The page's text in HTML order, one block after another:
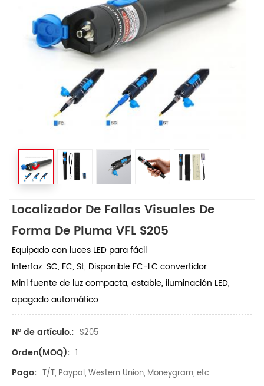
Localizador De Fallas Visuales De
Forma De Pluma VFL S205
Equipado con luces LED para fácil
Interfaz: SC, FC, St, Disponible FC-LC convertidor
Mini fuente de luz compacta, estable, iluminación LED,
apagado automático
Nº de artículo.: S205
Orden(MOQ): 1
Pago: T/T, Paypal, Western Union, Moneygram, etc.